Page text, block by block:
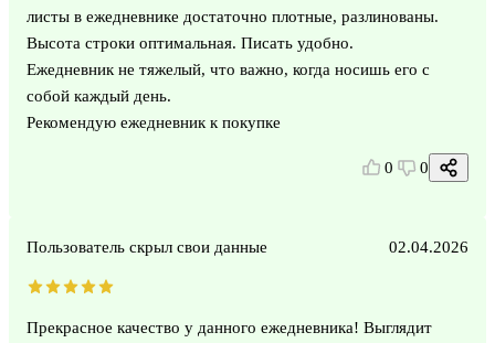
листы в ежедневнике достаточно плотные, разлинованы.
Высота строки оптимальная. Писать удобно.
Ежедневник не тяжелый, что важно, когда носишь его с
собой каждый день.
Рекомендую ежедневник к покупке
0 0
Пользователь скрыл свои данные 02.04.2026
Прекрасное качество у данного ежедневника! Выглядит